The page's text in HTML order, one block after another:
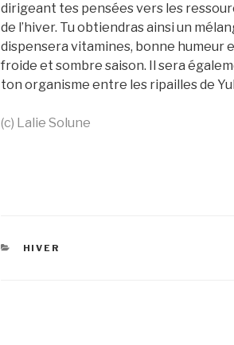
dirigeant tes pensées vers les
de l’hiver. Tu obtiendras ainsi un
dispensera vitamines, bonne humeur
froide et sombre saison. Il sera
ton organisme entre les ripailles de
(c) Lalie Solune
CATÉGORIES
HIVER